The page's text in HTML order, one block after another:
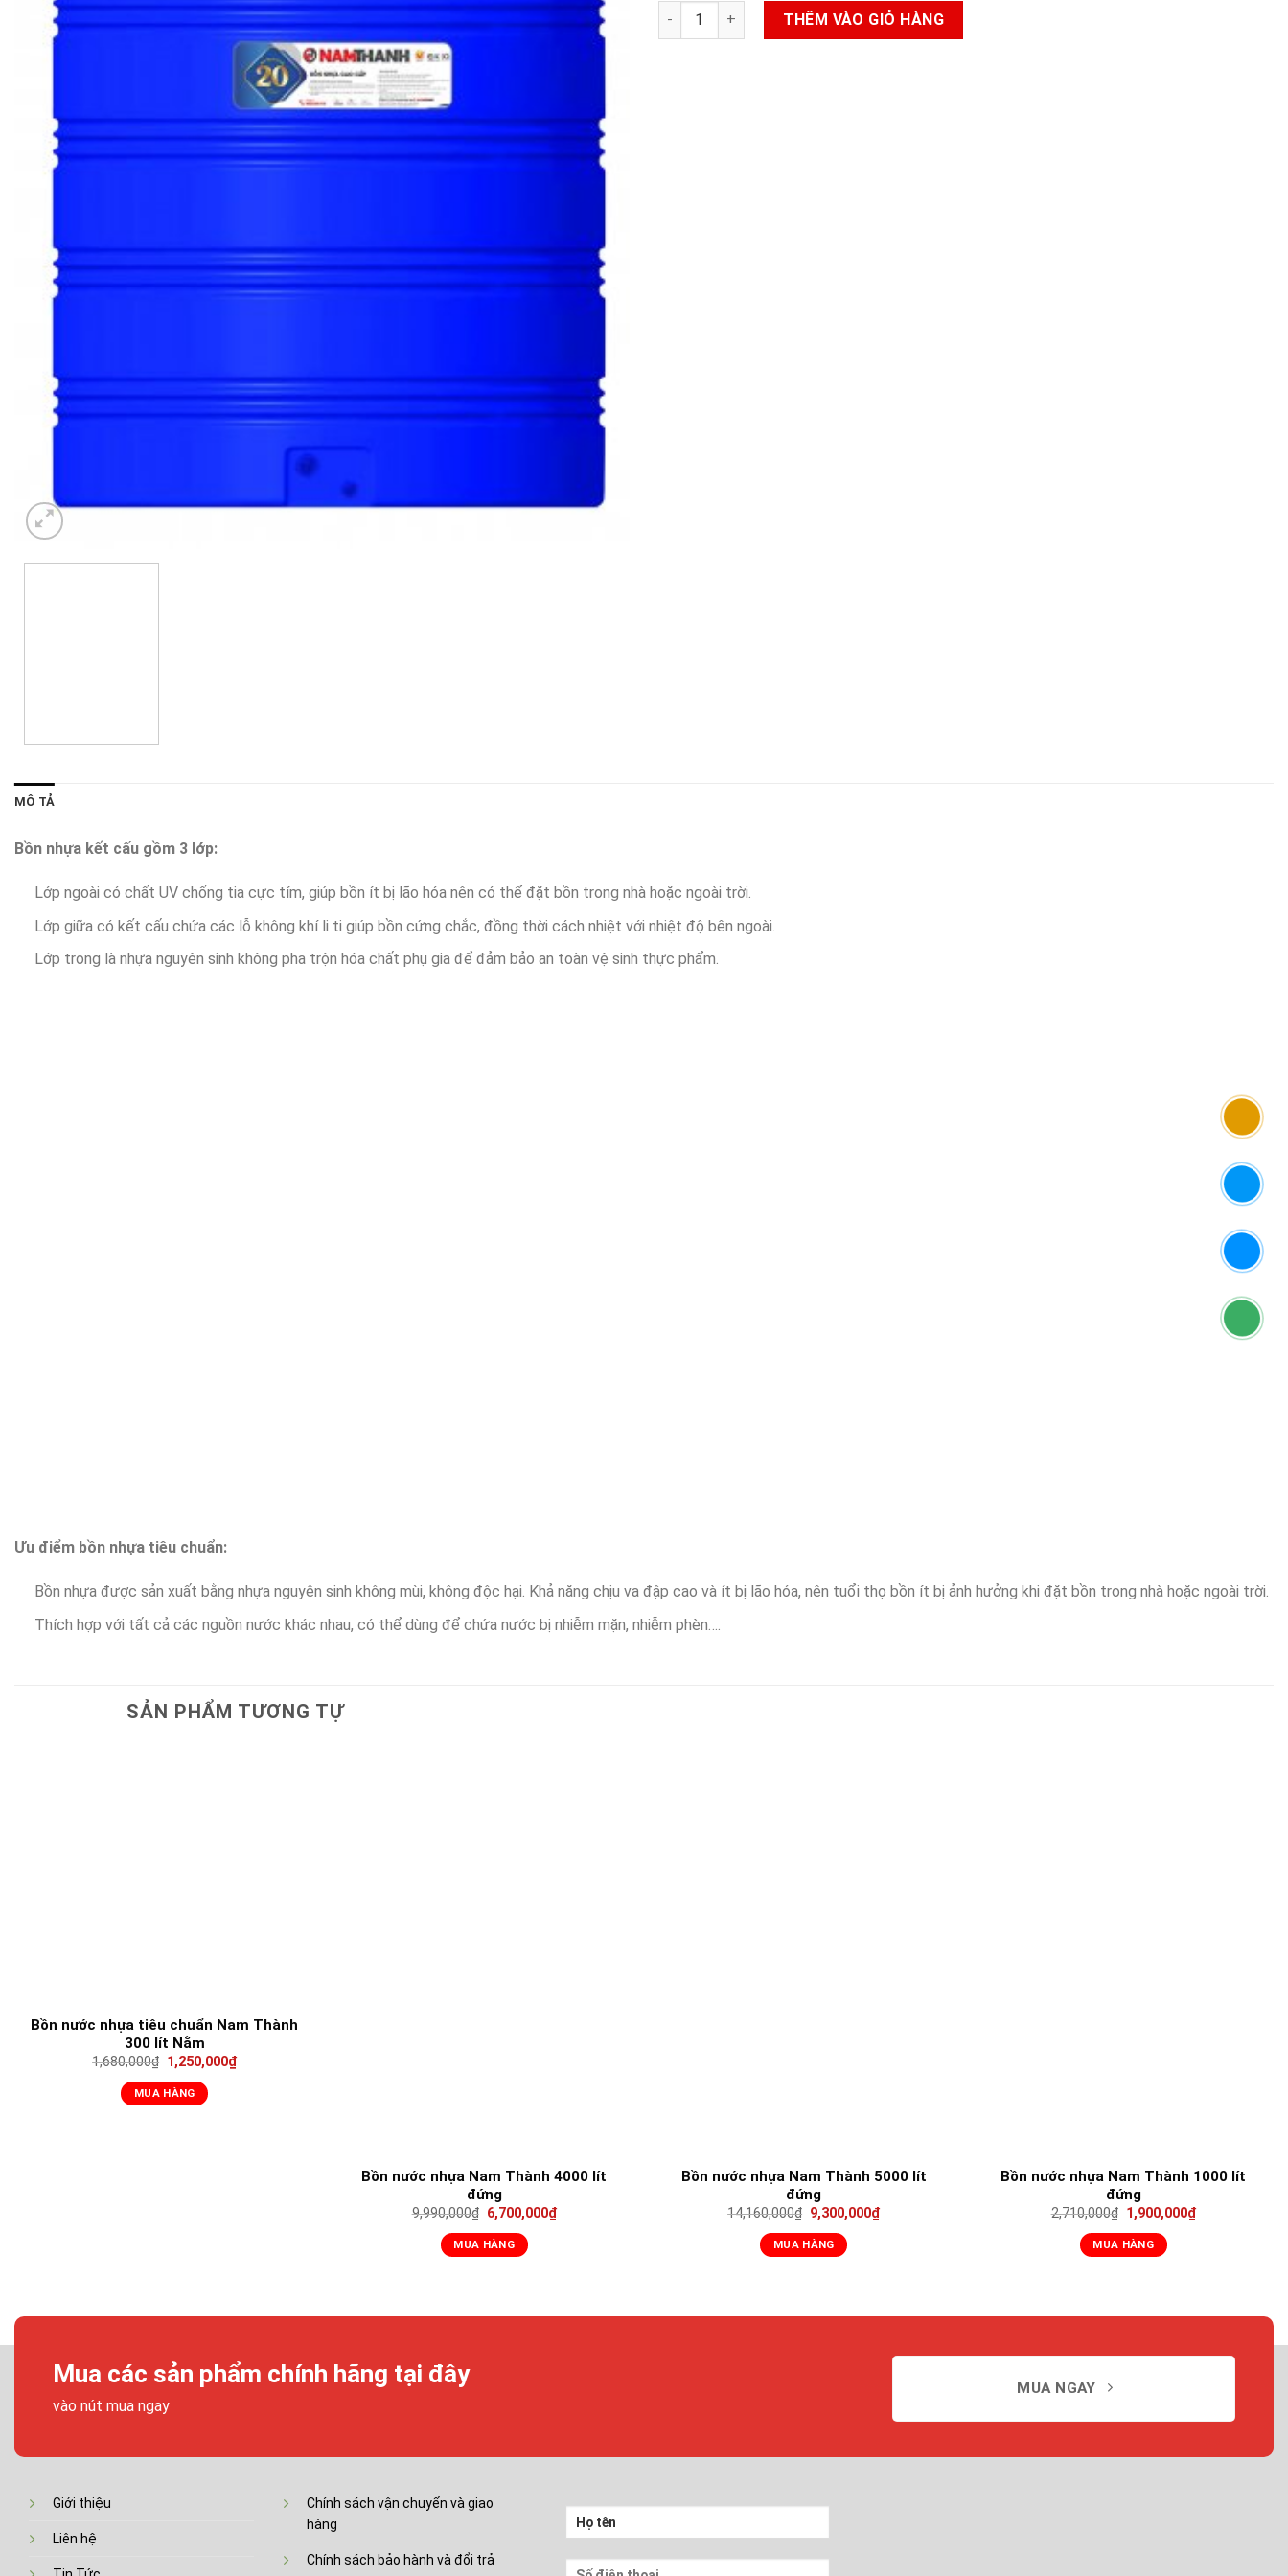
Bồn nước nhựa Nam Thành 700 lít đứng số lượng
THÊM VÀO GIỎ HÀNG
MÔ TẢ
Bồn nhựa kết cấu gồm 3 lớp:
Lớp ngoài có chất UV chống tia cực tím, giúp bồn ít bị lão hóa nên có thể đặt bồn trong nhà hoặc ngoài trời.
Lớp giữa có kết cấu chứa các lỗ không khí li ti giúp bồn cứng chắc, đồng thời cách nhiệt với nhiệt độ bên ngoài.
Lớp trong là nhựa nguyên sinh không pha trộn hóa chất phụ gia để đảm bảo an toàn vệ sinh thực phẩm.
Ưu điểm bồn nhựa tiêu chuẩn:
Bồn nhựa được sản xuất bằng nhựa nguyên sinh không mùi, không độc hại. Khả năng chịu va đập cao và ít bị lão hóa, nên tuổi thọ bồn ít bị ảnh hưởng khi đặt bồn trong nhà hoặc ngoài trời.
Thích hợp với tất cả các nguồn nước khác nhau, có thể dùng để chứa nước bị nhiễm mặn, nhiễm phèn….
SẢN PHẨM TƯƠNG TỰ
Bồn nước nhựa tiêu chuẩn Nam Thành
300 lít Nằm
1,680,000₫ 1,250,000₫
MUA HÀNG
Bồn nước nhựa Nam Thành 4000 lít
đứng
9,990,000₫ 6,700,000₫
MUA HÀNG
Bồn nước nhựa Nam Thành 5000 lít
đứng
14,160,000₫ 9,300,000₫
MUA HÀNG
Bồn nước nhựa Nam Thành 1000 lít
đứng
2,710,000₫ 1,900,000₫
MUA HÀNG
Mua các sản phẩm chính hãng tại đây
vào nút mua ngay
MUA NGAY
Giới thiệu
Liên hệ
Chính sách vận chuyển và giao
hàng
Chính sách bảo hành và đổi trả